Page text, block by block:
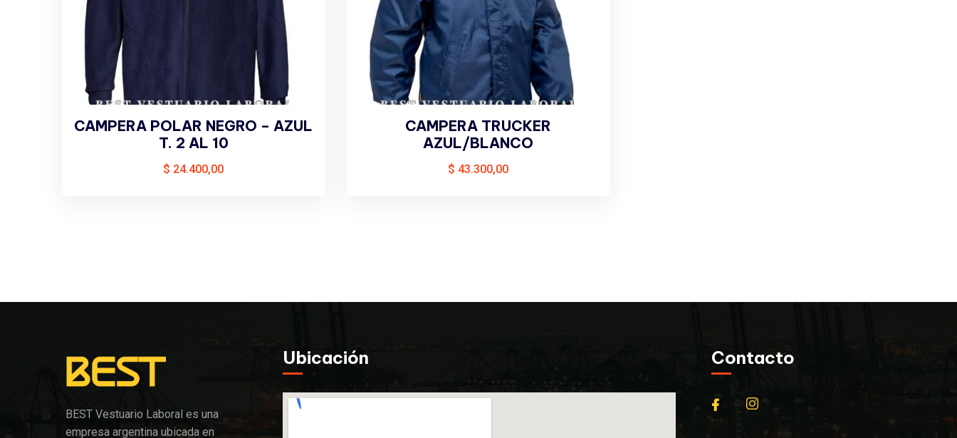
CAMPERA POLAR NEGRO – AZUL
T. 2 AL 10
$ 24.400,00
CAMPERA TRUCKER
AZUL/BLANCO
$ 43.300,00
BEST Vestuario Laboral es una
empresa argentina ubicada en
Ubicación Contacto